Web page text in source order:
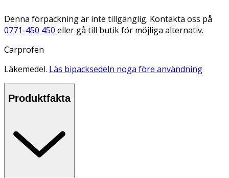
Denna förpackning är inte tillgänglig. Kontakta oss på
0771-450 450 eller gå till butik för möjliga alternativ.
Carprofen
Läkemedel. Läs bipacksedeln noga före användning
Produktfakta